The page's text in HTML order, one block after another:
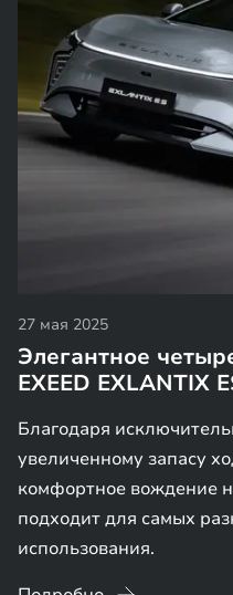
27 мая 2025
Элегантное
EXEED EXLANTIX
Благодаря
увеличенному запасу
комфортное вождение
подходит для самых
использования.